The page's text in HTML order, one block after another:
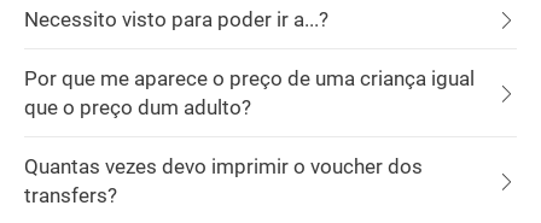
Necessito visto para poder ir a...?
Por que me aparece o preço de uma criança igual
que o preço dum adulto?
Quantas vezes devo imprimir o voucher dos
transfers?